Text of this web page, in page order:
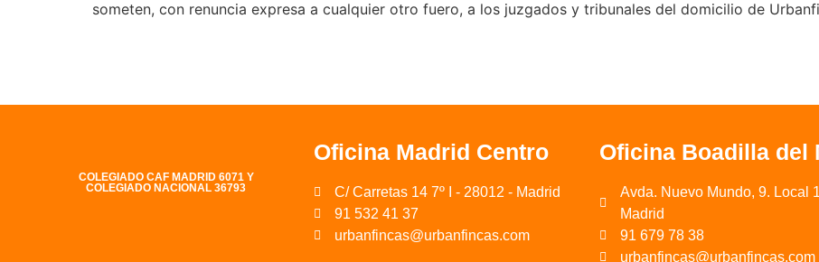
someten, con renuncia expresa a cualquier otro fuero, a los juzgados y tribunales del domicilio de
COLEGIADO CAF MADRID 6071 Y
COLEGIADO NACIONAL 36793
Oficina Madrid Centro
C/ Carretas 14 7º I - 28012 - Madrid
91 532 41 37
urbanfincas@urbanfincas.com
Oficina Boadilla del
Avda. Nuevo Mundo, 9. Local
Madrid
91 679 78 38
urbanfincas@urbanfincas.com